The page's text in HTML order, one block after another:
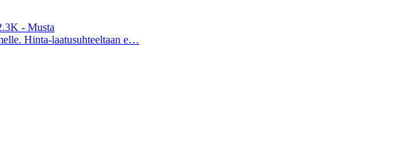
- Musta
Hinta-laatusuhteeltaan e…